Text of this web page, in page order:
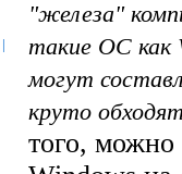
|
"железа"
такие ОС как
могут
круто
того,